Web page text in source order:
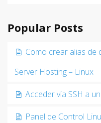
Popular Posts
Como crear alias de
Server Hosting – Linux
Acceder via SSH a
Panel de Control